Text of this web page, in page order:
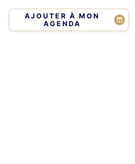
AJOUTER À MON
AGENDA